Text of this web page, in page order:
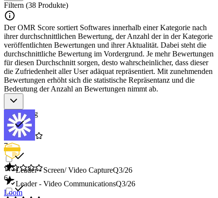
benutzerdefinierter Bereiche.
Bearbeitungsfunktionen: Bietet Werkzeuge zur Bearbeitung
der aufgenommenen Videos und Screenshots, einschließlich
Schneiden, Hinzufügen von Texten und Überlagerungen.
Einfache Teilungsoptionen: Ermöglicht das einfache Teilen
der Aufnahmen auf sozialen Medien, per E-Mail oder durch
Speicherung in der Cloud.
Hohe Aufnahmequalität: Gewährleistet, dass die
Aufnahmen in hoher Qualität für eine klare Wiedergabe
Tastenkombinationen und Automatisierung
Tastenkombinationen für schnelle Befehle und unterstützt
automatisierte Aufnahmeprozesse.
Filtern (38 Produkte)
Der OMR Score sortiert Softwares innerhalb einer Kategorie nach
ihrer durchschnittlichen Bewertung, der Anzahl der in der Kategorie
veröffentlichten Bewertungen und ihrer Aktualität. Dabei steht die
durchschnittliche Bewertung im Vordergrund. Je mehr Bewertungen
für diesen Durchschnitt sorgen, desto wahrscheinlicher, dass dieser
die Zufriedenheit aller User adäquat repräsentiert. Mit zunehmenden
Bewertungen erhöht sich die statistische Repräsentanz und die
Bedeutung der Anzahl an Bewertungen nimmt ab.
Bewertung
7
6
Leader - Screen/ Video CaptureQ3/26
Leader - Video CommunicationsQ3/26
Loom